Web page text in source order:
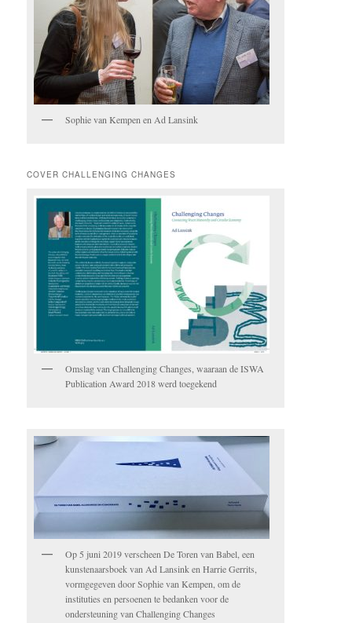
Sophie van Kempen en Ad Lansink
COVER CHALLENGING CHANGES
Omslag van Challenging Changes, waaraan de ISWA
Publication Award 2018 werd toegekend
Op 5 juni 2019 verscheen De Toren van Babel, een
kunstenaarsboek van Ad Lansink en Harrie Gerrits,
vormgegeven door Sophie van Kempen, om de
instituties en persoenen te bedanken voor de
ondersteuning van Challenging Changes